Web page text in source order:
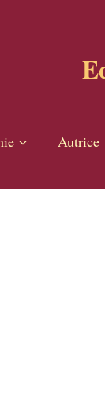
Autrice